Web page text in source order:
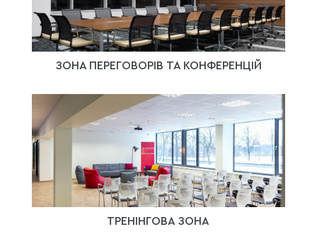
ЗОНА ПЕРЕГОВОРІВ ТА КОНФЕРЕНЦІЙ
ТРЕНІНГОВА ЗОНА